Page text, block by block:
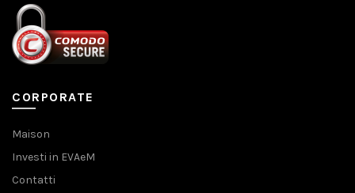
CORPORATE
Maison
Investi in EVAeM
Contatti